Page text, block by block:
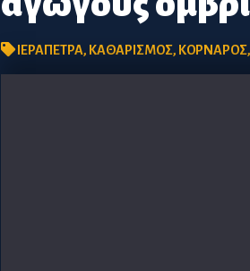
ΙΕΡΑΠΕΤΡΑ, ΚΑΘΑΡΙΣΜΟΣ, ΚΟΡΝΑΡΟΣ,